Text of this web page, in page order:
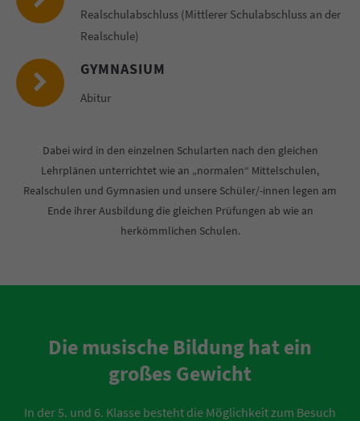
Realschulabschluss (Mittlerer Schulabschluss an der
Realschule)
GYMNASIUM
Abitur
Dabei wird in den einzelnen Schularten nach den gleichen
Lehrplänen unterrichtet wie an „normalen“ Mittelschulen,
Realschulen und Gymnasien und unsere Schüler/-innen legen am
Ende ihrer Ausbildung die gleichen Prüfungen ab wie an
herkömmlichen Schulen.
Die musische Bildung hat ein
großes Gewicht
In der 5. und 6. Klasse besteht die Möglichkeit zum Besuch